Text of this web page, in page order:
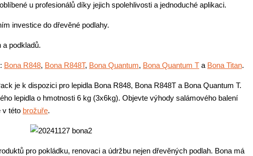
u profesionálů díky jejich spolehlivosti a jednoduché aplikaci.
investice do dřevěné podlahy.
a podkladů.
: Bona R848, Bona R848T, Bona Quantum, Bona Quantum T a Bona Titan.
je k dispozici pro lepidla Bona R848, Bona R848T a Bona Quantum T.
lepidla o hmotnosti 6 kg (3x6kg). Objevte výhody salámového balení
v této brožuře.
pro pokládku, renovaci a údržbu nejen dřevěných podlah. Bona má